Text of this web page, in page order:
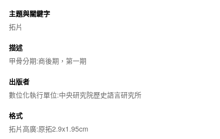
主題與關鍵字
拓片
描述
甲骨分期:商後期，第一期
出版者
數位化執行單位:中央研究院歷史語言研究所
格式
拓片高廣:原拓2.9x1.95cm